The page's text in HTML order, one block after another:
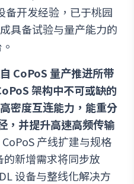
备开发经验，已于桃园
具备试验与量产能力的
CoPoS 量产推进所带
架构中不可或缺的
密度互连能力，能重分
，并提升高速高频传输
CoPoS 产线扩建与规格
新增需求将同步放
设备与整线化解决方